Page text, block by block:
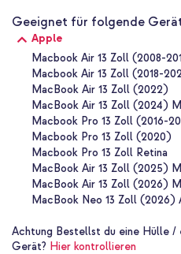
Achtung! Diese Hülle ist geeignet
Bildschirmgröße von 13 Zoll. Die
31 x 22,5 x 2 cm, wie auf dem
Laptop genau aus, um
kaufst.
Warum die imoshion Laptophülle
Neopren-Material hat eine
Praktisches Fach für Ladegerät
Mikrofaser-Innenfutter schützt
Mit stabilem Reißverschluss
Inklusive 1 Jahr Garantie
Geeignet für folgende
Apple
Macbook Air 13 Zoll (2008-
Macbook Air 13 Zoll (2018-
MacBook Air 13 Zoll (2022)
MacBook Air 13 Zoll (2024)
Macbook Pro 13 Zoll (2016-
Macbook Pro 13 Zoll (2020)
Macbook Pro 13 Zoll Retina
MacBook Air 13 Zoll (2025)
MacBook Air 13 Zoll (2026)
MacBook Neo 13 Zoll (2026)
Achtung Bestellst du eine Hülle /
Gerät? Hier kontrollieren